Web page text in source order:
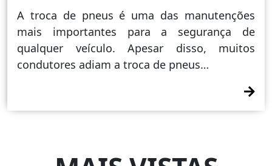
A troca de pneus é uma das manutenções
mais importantes para a segurança de
qualquer veículo. Apesar disso, muitos
condutores adiam a troca de pneus…